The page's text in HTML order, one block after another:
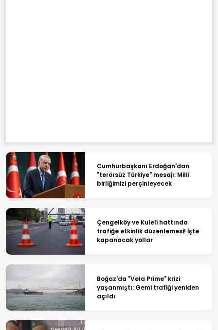
Cumhurbaşkanı Erdoğan'dan
"terörsüz Türkiye" mesajı: Milli
birliğimizi perçinleyecek
Çengelköy ve Kuleli hattında
trafiğe etkinlik düzenlemesi! İşte
kapanacak yollar
Boğaz'da "Vela Prime" krizi
yaşanmıştı: Gemi trafiği yeniden
açıldı